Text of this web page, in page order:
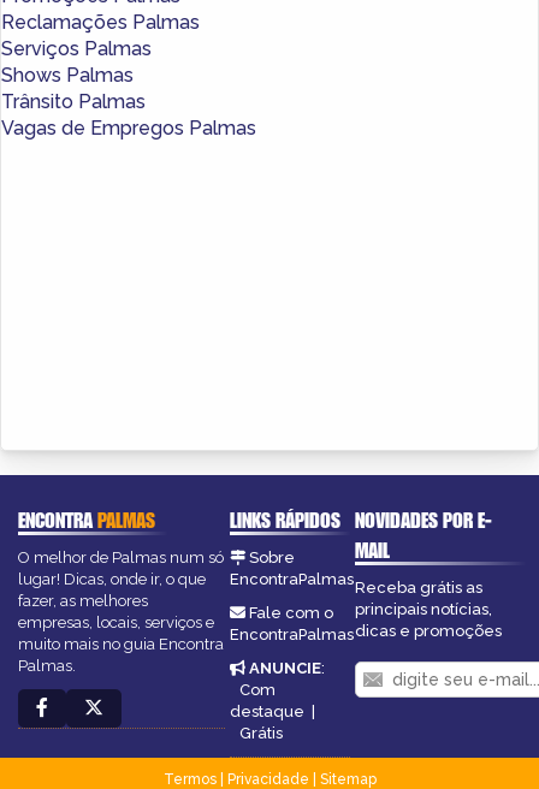
Reclamações Palmas
Serviços Palmas
Shows Palmas
Trânsito Palmas
Vagas de Empregos Palmas
ENCONTRAPALMAS
O melhor de Palmas num só
lugar! Dicas, onde ir, o que
fazer, as melhores
empresas, locais, serviços e
muito mais no guia Encontra
Palmas.
LINKS RÁPIDOS
Sobre
EncontraPalmas
Fale com o
EncontraPalmas
ANUNCIE:
Com
destaque |
Grátis
NOVIDADES POR E-
MAIL
Receba grátis as
principais notícias,
dicas e promoções
Termos| Privacidade
Sitemap